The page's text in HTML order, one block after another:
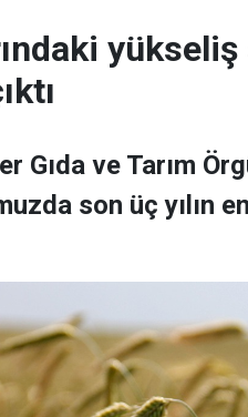
Gıda ve Tarım
son üç yılın